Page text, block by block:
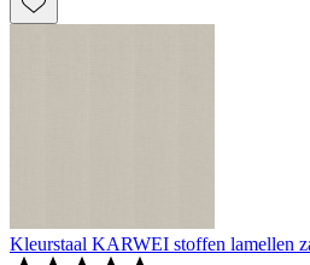
Kleurstaal KARWEI stoffen lamellen